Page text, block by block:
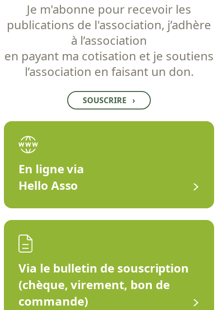
Je m'abonne pour recevoir les
publications de l'association, j’adhère
à l’association
en payant ma cotisation et je soutiens
l’association en faisant un don.
SOUSCRIRE ›
En ligne via
Hello Asso
Via le bulletin de souscription
(chèque, virement, bon de
commande)